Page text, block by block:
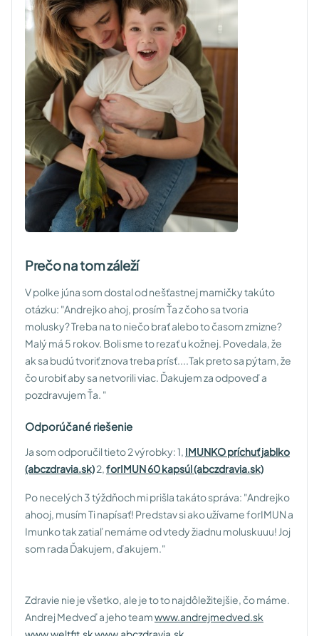
Prečo na tom záleží
V polke júna som dostal od nešťastnej mamičky takúto
otázku: "Andrejko ahoj, prosím Ťa z čoho sa tvoria
molusky? Treba na to niečo brať alebo to časom zmizne?
Malý má 5 rokov. Boli sme to rezať u kožnej. Povedala, že
ak sa budú tvoriť znova treba prísť....Tak preto sa pýtam, že
čo urobiť aby sa netvorili viac. Ďakujem za odpoveď a
pozdravujem Ťa. "
Odporúčané riešenie
Ja som odporučil tieto 2 výrobky:1, IMUNKO príchuť jablko
(abczdravia.sk)2,forIMUN 60 kapsúl (abczdravia.sk)
Po necelých 3 týždňoch mi prišla takáto správa: "Andrejko
ahooj, musím Ti napísať! Predstav si ako užívame forIMUN a
Imunko tak zatiaľ nemáme od vtedy žiadnu moluskuuu! Joj
som rada Ďakujem, ďakujem."
Zdravie nie je všetko, ale je to to najdôležitejšie, čo máme.
Andrej Medveď a jeho teamwww.andrejmedved.sk